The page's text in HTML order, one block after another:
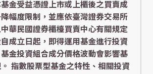
金受益憑證上市或上櫃後之買賣成
幅度限制，並應依臺灣證券交易所
華民國證券櫃檯買賣中心有關規定
成立日起，即得運用基金進行投資
金投資組合成分價格波動會影響基
指數股票型基金之特性、相關投資